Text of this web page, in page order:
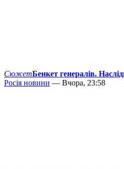
СюжетБенкет генералів.
Росія новини — Вчора, 23:58